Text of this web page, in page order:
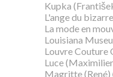
Kupka
L'ange du
La mode en
Louisiana
Louvre Couture
Luce
Magritte (René)